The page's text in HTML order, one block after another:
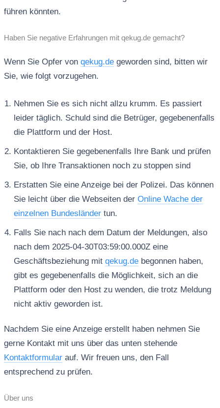
führen könnten.
Haben Sie negative Erfahrungen mit qekug.de gemacht?
Wenn Sie Opfer von qekug.degeworden sind, bitten wir
Sie, wie folgt vorzugehen.
Nehmen Sie es sich nicht allzu krumm. Es passiert
leider täglich. Schuld sind die Betrüger, gegebenenfalls
die Plattform und der Host.
Kontaktieren Sie gegebenenfalls Ihre Bank und prüfen
Sie, ob Ihre Transaktionen noch zu stoppen sind
Erstatten Sie eine Anzeige bei der Polizei. Das können
Sie leicht über die Webseiten der Online Wache der
einzelnen Bundesländertun.
Falls Sie nach nach dem Datum der Meldungen, also
nach dem 2025-04-30T03:59:00.000Z eine
Geschäftsbeziehung mit qekug.debegonnen haben,
gibt es gegebenenfalls die Möglichkeit, sich an die
Plattform oder den Host zu wenden, die trotz Meldung
nicht aktiv geworden ist.
Nachdem Sie eine Anzeige erstellt haben nehmen Sie
gerne Kontakt mit uns über das unten stehende
Kontaktformularauf. Wir freuen uns, den Fall
entsprechend zu prüfen.
Über uns